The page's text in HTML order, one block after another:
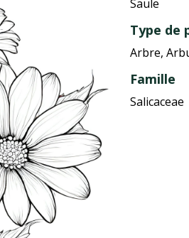
Saule
Type de
Arbre,
Famille
Salicaceae